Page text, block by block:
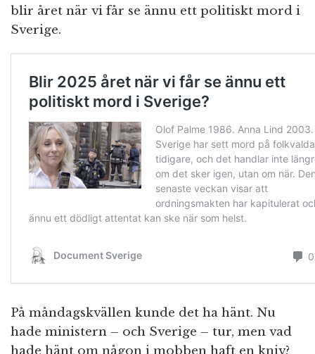
blir året när vi får se ännu ett politiskt mord i
Sverige.
På måndagskvällen kunde det ha hänt. Nu
hade ministern – och Sverige – tur, men vad
hade hänt om någon i mobben haft en kniv?